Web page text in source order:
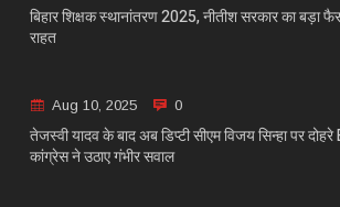
बिहार शिक्षक स्थानांतरण 2025, नीतीश सरकार का बड़ा
राहत
Aug 10, 2025 0
तेजस्वी यादव के बाद अब डिप्टी सीएम विजय सिन्हा पर
कांग्रेस ने उठाए गंभीर सवाल